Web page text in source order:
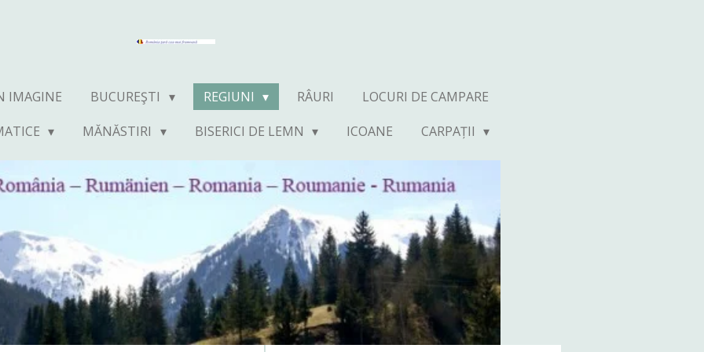
IMAGINE BUCUREŞTI REGIUNI RÂURI
LOCURI DE CAMPARE
MĂNĂSTIRI BISERICI DE LEMN ICOANE CARPAȚII